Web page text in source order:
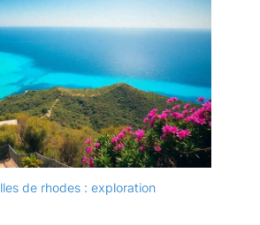
de rhodes : exploration